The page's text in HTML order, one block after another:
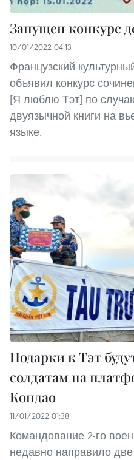
Запущен конкурс
10/01/2022 04:13
Французский
объявил конкурс
[Я люблю Тэт] по
двуязычной книги на
языке.
Подарки к Тэт
солдатам на
Кондао
11/01/2022 01:38
Командование 2-го
недавно направило